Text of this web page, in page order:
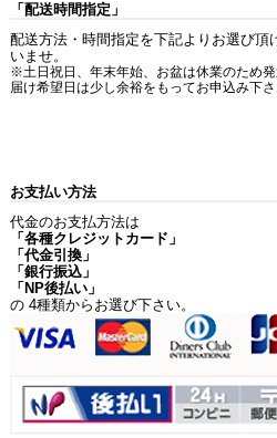
「配送時間指定」
配送方法・時間指定を下記よりお選び頂
いませ。
※土日祝日、年末年始、お盆は休業のため
届け希望日は少し余裕をもってお申込み下さ
お支払い方法
代金のお支払方法は
「各種クレジットカード」
「代金引換」
「銀行振込」
「NP後払い」
の 4種類からお選び下さい。